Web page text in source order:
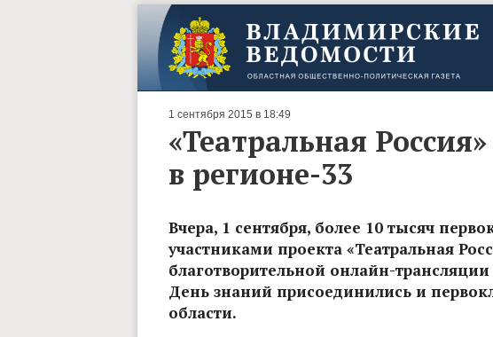
1 сентября 2015 в 18:49
«Театральная
в регионе-33
Вчера, 1 сентября, более 10 тысяч
участниками проекта «Театральная
благотворительной онлайн-
День знаний присоединились и
области.